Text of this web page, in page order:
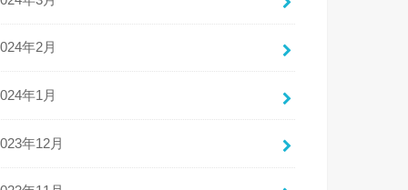
年2月
年1月
年12月